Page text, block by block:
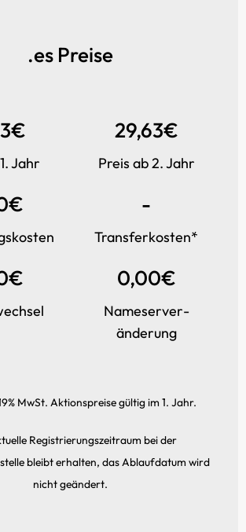
.es Preise
Jahr
29,63€
Preis ab 2. Jahr
-
Transfer­kosten*
0,00€
Name­server­
änderung
MwSt. Aktionspreise gültig im 1. Jahr.
Registrierungs­zeitraum bei der
bleibt erhalten, das Ablaufdatum wird
nicht geändert.